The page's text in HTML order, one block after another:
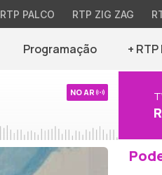
RTP PALCO RTP ZIG ZAG
Programação +
NO AR